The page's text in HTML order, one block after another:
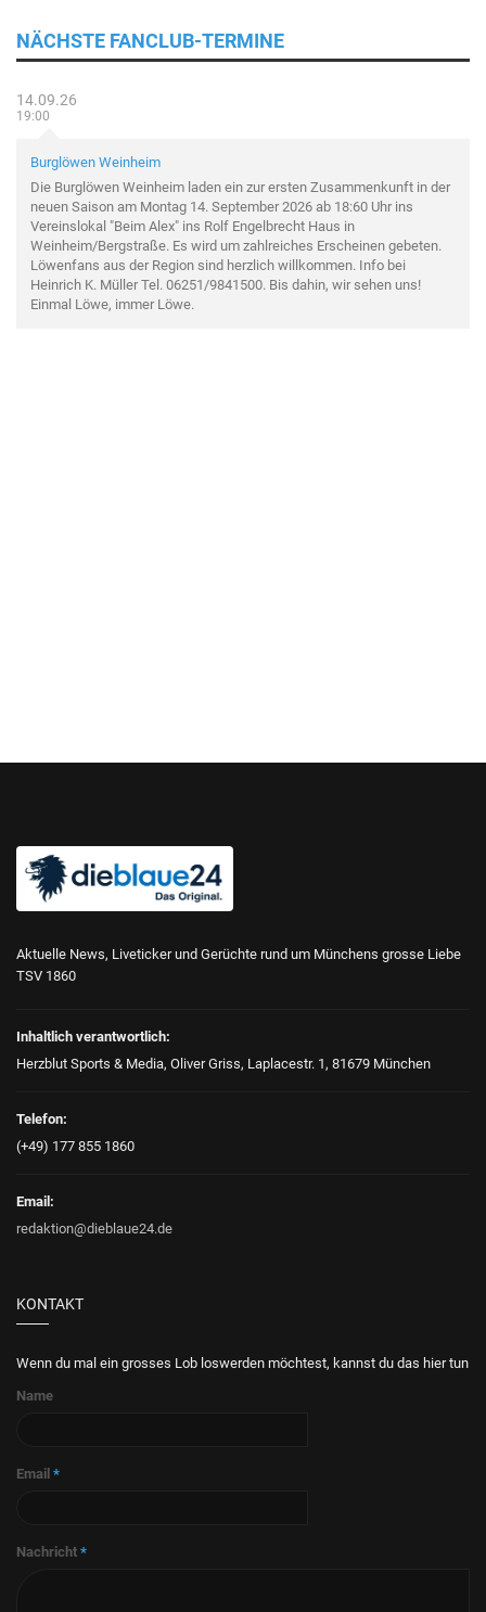
NÄCHSTE FANCLUB-TERMINE
14.09.26
19:00
Burglöwen Weinheim
Die Burglöwen Weinheim laden ein zur ersten Zusammenkunft in der
neuen Saison am Montag 14. September 2026 ab 18:60 Uhr ins
Vereinslokal "Beim Alex" ins Rolf Engelbrecht Haus in
Weinheim/Bergstraße. Es wird um zahlreiches Erscheinen gebeten.
Löwenfans aus der Region sind herzlich willkommen. Info bei
Heinrich K. Müller Tel. 06251/9841500. Bis dahin, wir sehen uns!
Einmal Löwe, immer Löwe.
Aktuelle News, Liveticker und Gerüchte rund um Münchens grosse Liebe
TSV 1860
Inhaltlich verantwortlich:
Herzblut Sports & Media, Oliver Griss, Laplacestr. 1, 81679 München
Telefon:
(+49) 177 855 1860
Email:
redaktion@dieblaue24.de
KONTAKT
Wenn du mal ein grosses Lob loswerden möchtest, kannst du das hier tun
Name
Email *
Nachricht *